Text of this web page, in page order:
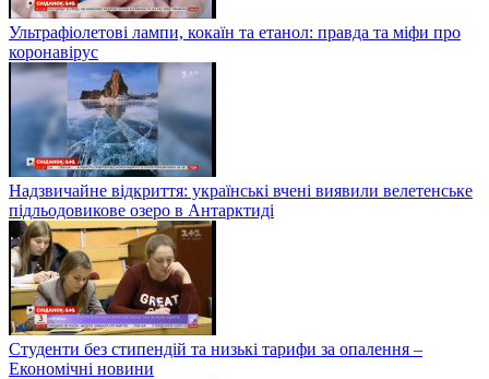
Ультрафіолетові лампи, кокаїн та етанол: правда та міфи про
коронавірус
Надзвичайне відкриття: українські вчені виявили велетенське
підльодовикове озеро в Антарктиді
Студенти без стипендій та низькі тарифи за опалення –
Економічні новини